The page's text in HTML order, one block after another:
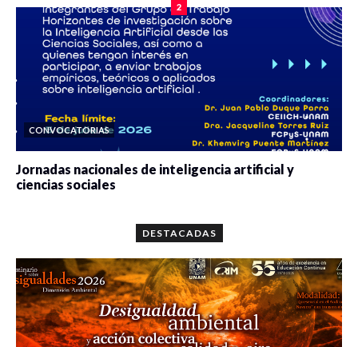
2
CONVOCATORIAS
Jornadas nacionales de inteligencia artificial y
ciencias sociales
DESTACADAS